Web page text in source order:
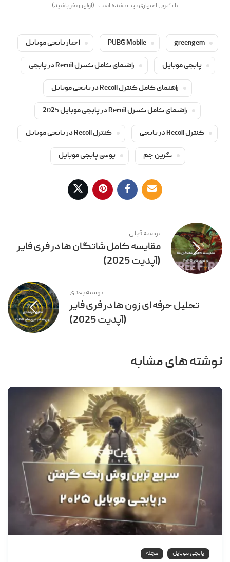
تا کنون امتیازی ثبت نشده است . (اولین نفر باشید)
greengem
PUBG Mobile اخبار پابجی موبایل
پابجی موبایل راهنمای کامل کنترل Recoil در پابجی
راهنمای کامل کنترل Recoil در پابجی موبایل
راهنمای کامل کنترل Recoil در پابجی موبایل 2025
کنترل Recoil در پابجی کنترل Recoil در پابجی موبایل
گرین جم یوسی پابجی موبایل
نوشته قبلی
مقایسه کامل شاتگان ها در فری فایر
(آپدیت 2025)
نوشته بعدی
تحلیل حرفه ای زون ها در فری فایر
(آپدیت 2025)
نوشته های مشابه
پابجی موبایل مجله